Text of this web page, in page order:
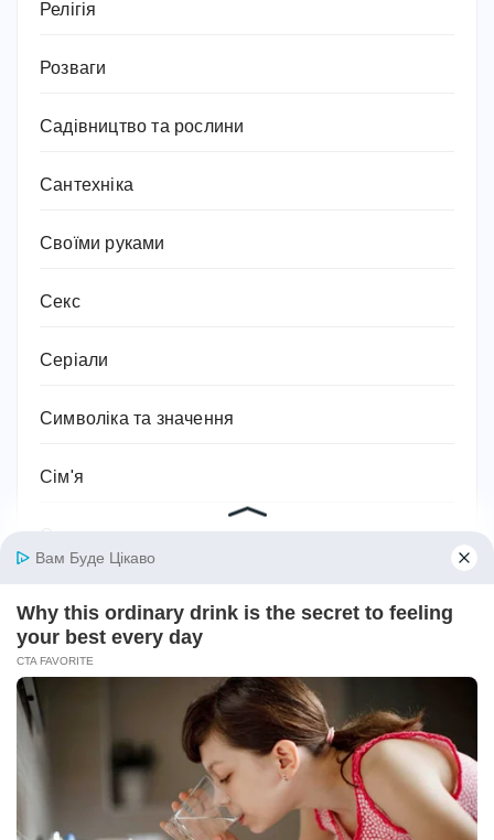
Релігія
Розваги
Садівництво та рослини
Сантехніка
Своїми руками
Секс
Серіали
Символіка та значення
Сім'я
Спорт
Спортивне харчування
Супільство
Тваринництво